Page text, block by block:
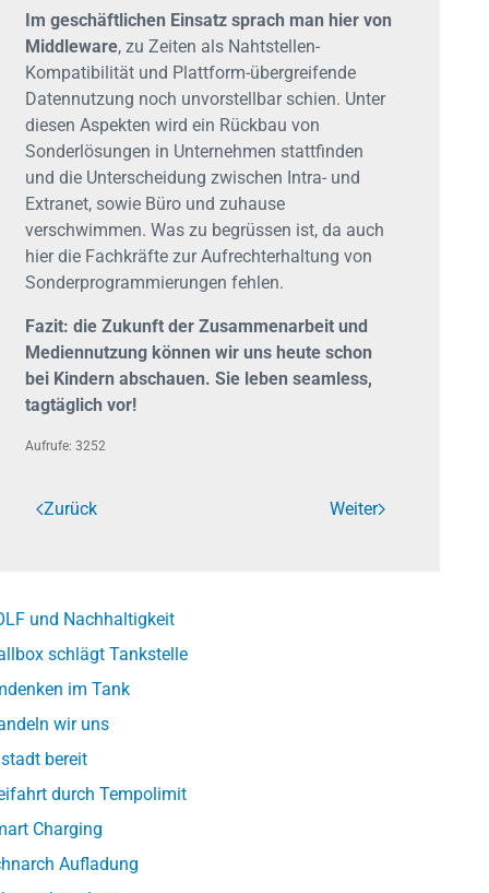
Im geschäftlichen Einsatz sprach man hier von
Middleware, zu Zeiten als Nahtstellen-
Kompatibilität und Plattform-übergreifende
Datennutzung noch unvorstellbar schien. Unter
diesen Aspekten wird ein Rückbau von
Sonderlösungen in Unternehmen stattfinden
und die Unterscheidung zwischen Intra- und
Extranet, sowie Büro und zuhause
verschwimmen. Was zu begrüssen ist, da auch
hier die Fachkräfte zur Aufrechterhaltung von
Sonderprogrammierungen fehlen.
Fazit: die Zukunft der Zusammenarbeit und
Mediennutzung können wir uns heute schon
bei Kindern abschauen. Sie leben seamless,
tagtäglich vor!
Aufrufe: 3252
Zurück Weiter
und Nachhaltigkeit
schlägt Tankstelle
im Tank
wir uns
bereit
durch Tempolimit
Charging
Aufladung